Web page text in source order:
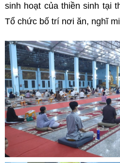
sinh hoạt của thiền sinh tại
Tổ chức bố trí nơi ăn, nghĩ